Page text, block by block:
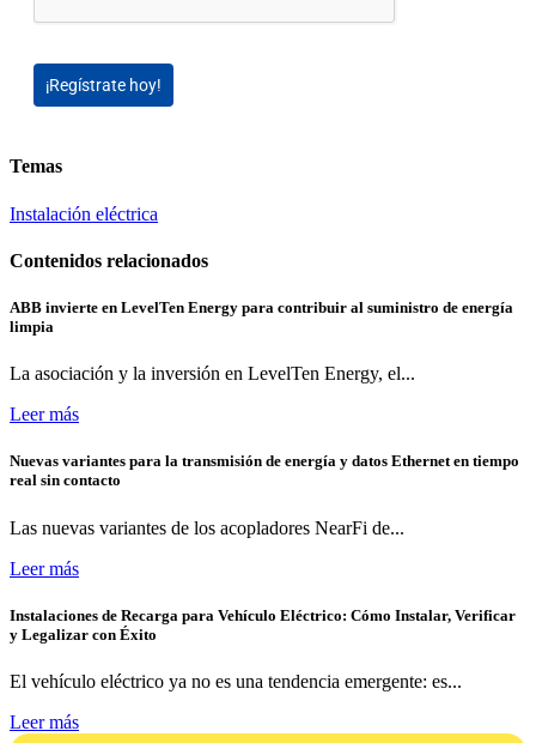
¡Regístrate hoy!
Temas
Instalación eléctrica
Contenidos relacionados
ABB invierte en LevelTen Energy para contribuir al suministro de energía
limpia
La asociación y la inversión en LevelTen Energy, el...
Leer más
Nuevas variantes para la transmisión de energía y datos Ethernet en tiempo
real sin contacto
Las nuevas variantes de los acopladores NearFi de...
Leer más
Instalaciones de Recarga para Vehículo Eléctrico: Cómo Instalar, Verificar
y Legalizar con Éxito
El vehículo eléctrico ya no es una tendencia emergente: es...
Leer más